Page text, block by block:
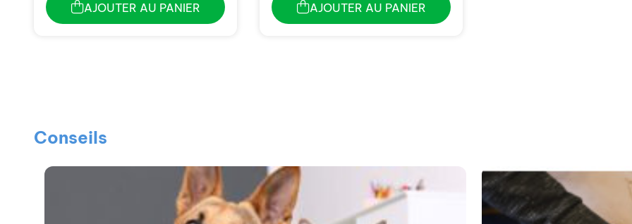
AJOUTER AU PANIER AJOUTER AU PANIER
Conseils